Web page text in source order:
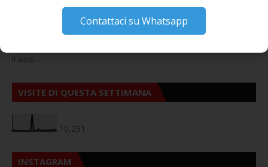
Contattaci su Whatsapp
pistola clandestina: arrestato 69enne
Venerdì, Agosto 07, 2026
il supp…
VISITE DI QUESTA SETTIMANA
10,291
INSTAGRAM